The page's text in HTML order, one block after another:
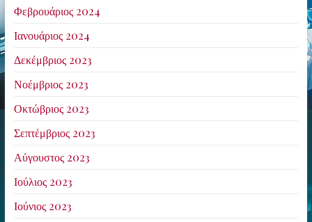
Φεβρουάριος 2024
Ιανουάριος 2024
Δεκέμβριος 2023
Νοέμβριος 2023
Οκτώβριος 2023
Σεπτέμβριος 2023
Αύγουστος 2023
Ιούλιος 2023
Ιούνιος 2023